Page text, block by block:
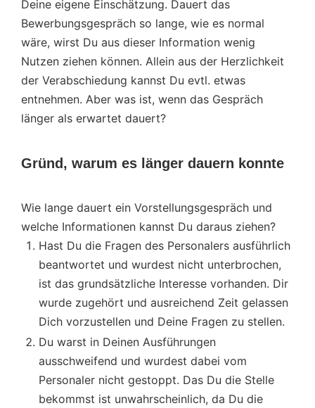
Deine eigene Einschätzung. Dauert das
Bewerbungsgespräch so lange, wie es normal
wäre, wirst Du aus dieser Information wenig
Nutzen ziehen können. Allein aus der Herzlichkeit
der Verabschiedung kannst Du evtl. etwas
entnehmen. Aber was ist, wenn das Gespräch
länger als erwartet dauert?
Gründ, warum es länger dauern konnte
Wie lange dauert ein Vorstellungsgespräch und
welche Informationen kannst Du daraus ziehen?
Hast Du die Fragen des Personalers ausführlich
beantwortet und wurdest nicht unterbrochen,
ist das grundsätzliche Interesse vorhanden. Dir
wurde zugehört und ausreichend Zeit gelassen
Dich vorzustellen und Deine Fragen zu stellen.
Du warst in Deinen Ausführungen
ausschweifend und wurdest dabei vom
Personaler nicht gestoppt. Das Du die Stelle
bekommst ist unwahrscheinlich, da Du die